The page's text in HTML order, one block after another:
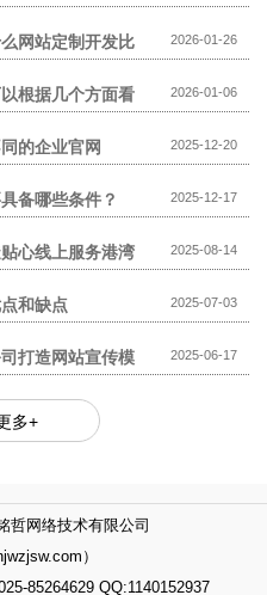
网站定制开发比
2026-01-26
根据几个方面看 2026-01-06
的企业官网 2025-12-20
备哪些条件？ 2025-12-17
心线上服务港湾 2025-08-14
和缺点 2025-07-03
打造网站宣传模
2025-06-17
多+
哲网络技术有限公司
）
85264629 QQ:1140152937